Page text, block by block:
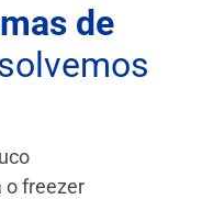
de
o freezer